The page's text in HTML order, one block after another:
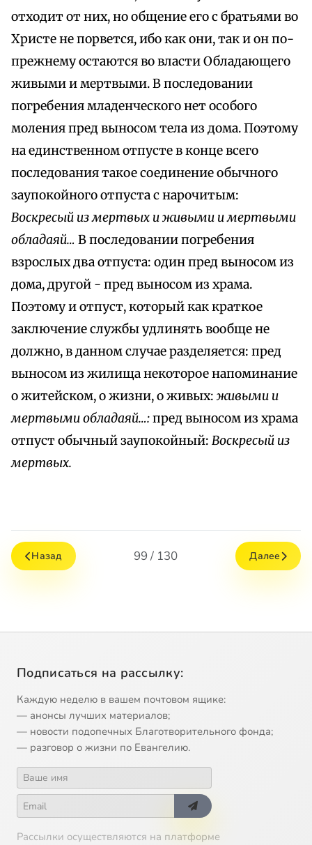
отходит от них, но общение его с братьями во
Христе не порвется, ибо как они, так и он по-
прежнему остаются во власти Обладающего
живыми и мертвыми. В последовании
погребения младенческого нет особого
моления пред выносом тела из дома. Поэтому
на единственном отпусте в конце всего
последования такое соединение обычного
заупокойного отпуста с нарочитым:
Воскресый из мертвых и живыми и мертвыми
обладаяй… В последовании погребения
взрослых два отпуста: один пред выносом из
дома, другой - пред выносом из храма.
Поэтому и отпуст, который как краткое
заключение службы удлинять вообще не
должно, в данном случае разделяется: пред
выносом из жилища некоторое напоминание
о житейском, о жизни, о живых: живыми и
мертвыми обладаяй…:пред выносом из храма
отпуст обычный заупокойный: Воскресый из
мертвых.
Назад 99 / 130 Далее
Подписаться на рассылку:
Каждую неделю в вашем почтовом ящике:
— анонсы лучших материалов;
— новости подопечных Благотворительного фонда;
— разговор о жизни по Евангелию.
Рассылки осуществляются на платформе